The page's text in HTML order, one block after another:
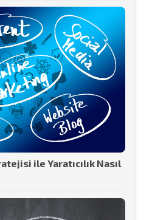
ile Yaratıcılık Nasıl